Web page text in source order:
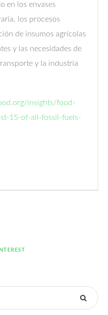
en los envases
los procesos
de insumos agrícolas
y las necesidades de
y la industria
insights/food-
15-of-all-fossil-fuels-